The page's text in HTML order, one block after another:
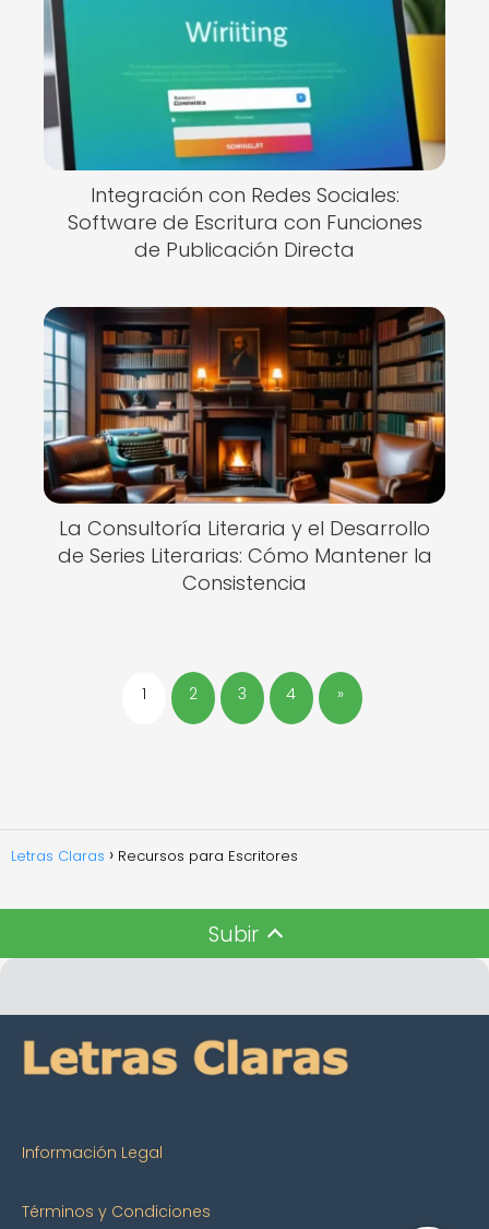
Integración con Redes Sociales:
Software de Escritura con Funciones
de Publicación Directa
La Consultoría Literaria y el Desarrollo
de Series Literarias: Cómo Mantener la
Consistencia
1 2 3 4 »
Letras Claras Recursos para Escritores
Subir
Información Legal
Términos y Condiciones